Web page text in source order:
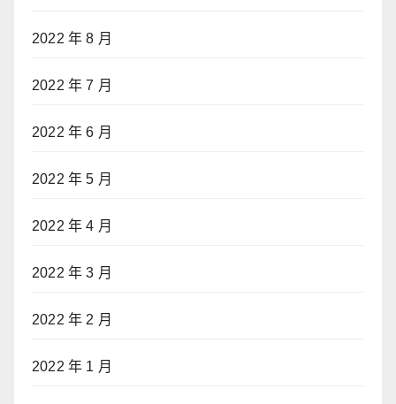
2022 年 8 月
2022 年 7 月
2022 年 6 月
2022 年 5 月
2022 年 4 月
2022 年 3 月
2022 年 2 月
2022 年 1 月